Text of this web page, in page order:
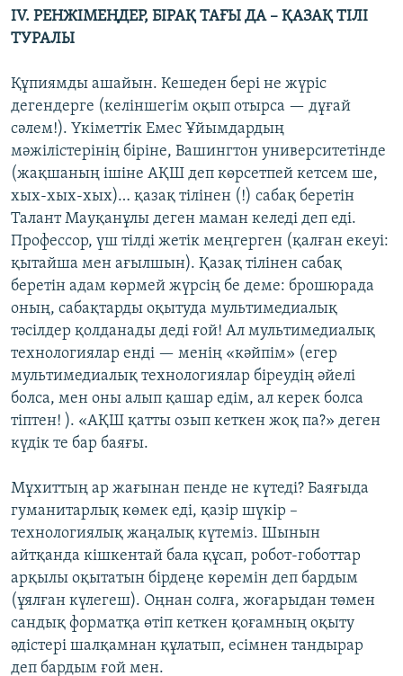
ІV. РЕНЖІМЕҢДЕР, БІРАҚ ТАҒЫ ДА – ҚАЗАҚ ТІЛІ
ТУРАЛЫ
Құпиямды ашайын. Кешеден бері не жүріс
дегендерге (келіншегім оқып отырса — дұғай
сәлем!). Үкіметтік Емес Ұйымдардың
мәжілістерінің біріне, Вашингтон университетінде
(жақшаның ішіне АҚШ деп көрсетпей кетсем ше,
хых-хых-хых)… қазақ тілінен (!) сабақ беретін
Талант Мауқанұлы деген маман келеді деп еді.
Профессор, үш тілді жетік меңгерген (қалған екеуі:
қытайша мен ағылшын). Қазақ тілінен сабақ
беретін адам көрмей жүрсің бе деме: брошюрада
оның, сабақтарды оқытуда мультимедиалық
тәсілдер қолданады деді ғой! Ал мультимедиалық
технологиялар енді — менің «кәйпім» (егер
мультимедиалық технологиялар біреудің әйелі
болса, мен оны алып қашар едім, ал керек болса
тіптен! ). «АҚШ қатты озып кеткен жоқ па?» деген
күдік те бар баяғы.
Мұхиттың ар жағынан пенде не күтеді? Баяғыда
гуманитарлық көмек еді, қазір шүкір –
технологиялық жаңалық күтеміз. Шынын
айтқанда кішкентай бала құсап, робот-гоботтар
арқылы оқытатын бірдеңе көремін деп бардым
(ұялған күлегеш). Оңнан солға, жоғарыдан төмен
сандық форматқа өтіп кеткен қоғамның оқыту
әдістері шалқамнан құлатып, есімнен тандырар
деп бардым ғой мен.